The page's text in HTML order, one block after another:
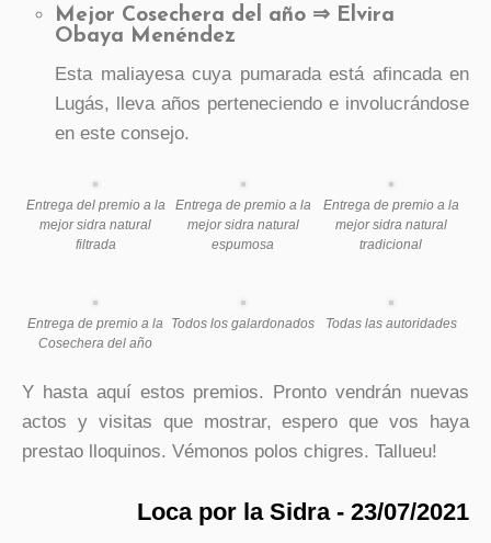
Mejor Cosechera del año ⇒ Elvira
Obaya Menéndez
Esta maliayesa cuya pumarada está afincada en
Lugás, lleva años perteneciendo e involucrándose
en este consejo.
Entrega del premio a la
mejor sidra natural
filtrada
Entrega de premio a la
mejor sidra natural
espumosa
Entrega de premio a la
mejor sidra natural
tradicional
Entrega de premio a la
Cosechera del año
Todos los galardonados Todas las autoridades
Y hasta aquí estos premios. Pronto vendrán nuevas
actos y visitas que mostrar, espero que vos haya
prestao lloquinos. Vémonos polos chigres. Tallueu!
Loca por la Sidra - 23/07/2021